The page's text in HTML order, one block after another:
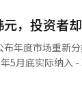
长机会，但这
系统翻译与编
用的NAND闪
如果实现，这
师花谷健表示
标股价从7万
，投资者
年度市场重新
5月底实际纳入
达国家及